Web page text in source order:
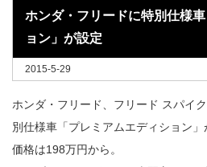
ホンダ・フリードに特別仕様
ョン」が設定
2015-5-29
ホンダ・フリード、フリード スパイ
別仕様車「プレミアムエディション」
価格は198万円から。